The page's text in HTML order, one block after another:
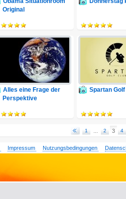
Original
Alles eine Frage der
Perspektive
Spartan
1 2 3 4
Impressum Nutzungsbedingungen